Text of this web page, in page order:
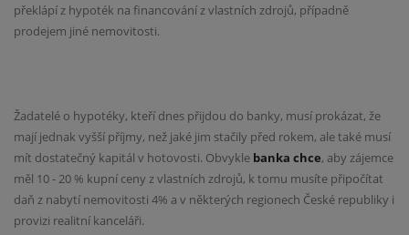
překlápí z hypoték na financování z vlastních zdrojů, případně
prodejem jiné nemovitosti.
Žadatelé o hypotéky, kteří dnes přijdou do banky, musí prokázat, že
mají jednak vyšší příjmy, než jaké jim stačily před rokem, ale také musí
mít dostatečný kapitál v hotovosti. Obvykle banka chce, aby zájemce
měl 10 - 20 % kupní ceny z vlastních zdrojů, k tomu musíte připočítat
daň z nabytí nemovitosti 4% a v některých regionech České republiky i
provizi realitní kanceláři.